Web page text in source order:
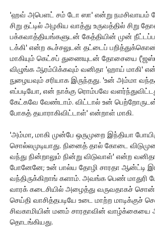
'ஹவ் அபெளட் சம் டோ ஸா' என்று நமசிவாயம்
சிறு தட்டில் அழகிய வாத்து உருவத்தில் சிறு
பக்கவாத்தியங்களுடன் கேத்தியின் முன்
டக்கி' என்ற கூச்சலுடன் தட்டைப்
மாகியும் கெட்சப் துணையுடன் தோசையை
விழுங்க ஆரம்பிக்கவும் வனிதா 'ஹாய் மாகி'
நுழையவும் சரியாக இருந்தது. 'உன் அம்மா
எப்படியோ, என் நாக்கு ரொம்பவே
கேட்கவே வேண்டாம். விட்டால் உன்
போகத் தயாராகிவிட்டாள்' என்றாள் மாகி.
'அம்மா, மாகி முன்பே ஒருமுறை இந்தியா
சொல்லமுடியாது. நினைத் தால் கோடை
வந்து நின்றாலும் நின்று விடுவாள்' என்ற
போனேனே; உன் பால்ய தோழி சாரதா ஆன்ட்டி
வந்திருக்கிறாங் களாம். அவங்க பெண்
வாரக் கடைசியில் அழைத்து வருவதாகச்
செய்தி வாசித்தபடியே உடை மாற்ற மாடிக்குச்
சிவகாமியின் மனம் சாரதாவின்
தொடங்கியது.